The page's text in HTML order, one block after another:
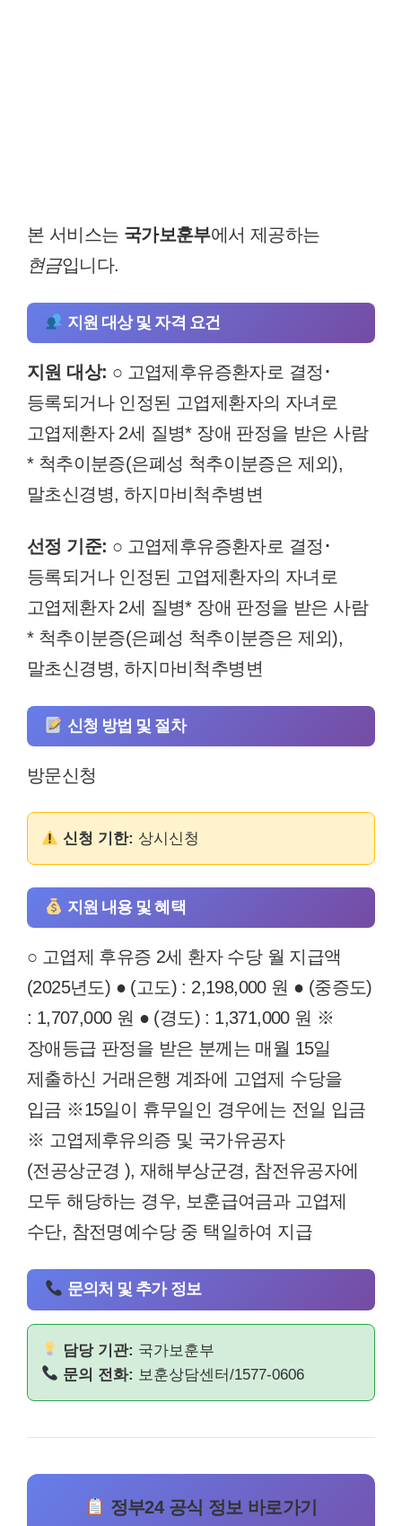
본 서비스는 국가보훈부에서 제공하는
현금입니다.
지원 대상 및 자격 요건
지원 대상: ○ 고엽제후유증환자로 결정･
등록되거나 인정된 고엽제환자의 자녀로
고엽제환자 2세 질병* 장애 판정을 받은 사람
* 척추이분증(은폐성 척추이분증은 제외),
말초신경병, 하지마비척추병변
선정 기준: ○ 고엽제후유증환자로 결정･
등록되거나 인정된 고엽제환자의 자녀로
고엽제환자 2세 질병* 장애 판정을 받은 사람
* 척추이분증(은폐성 척추이분증은 제외),
말초신경병, 하지마비척추병변
신청 방법 및 절차
방문신청
신청 기한: 상시신청
지원 내용 및 혜택
○ 고엽제 후유증 2세 환자 수당 월 지급액
(2025년도) ● (고도) : 2,198,000 원 ● (중증도)
: 1,707,000 원 ● (경도) : 1,371,000 원 ※
장애등급 판정을 받은 분께는 매월 15일
제출하신 거래은행 계좌에 고엽제 수당을
입금 ※15일이 휴무일인 경우에는 전일 입금
※ 고엽제후유의증 및 국가유공자
(전공상군경 ), 재해부상군경, 참전유공자에
모두 해당하는 경우, 보훈급여금과 고엽제
수단, 참전명예수당 중 택일하여 지급
문의처 및 추가 정보
담당 기관: 국가보훈부
문의 전화: 보훈상담센터/1577-0606
정부24 공식 정보 바로가기